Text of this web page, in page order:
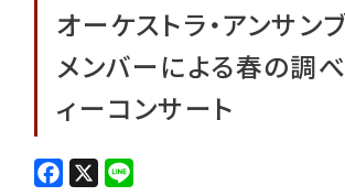
オーケストラ・アンサン
メンバーによる春の調
ィーコンサート
F
a
X